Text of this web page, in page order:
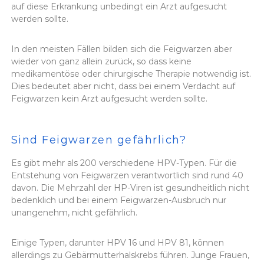
auf diese Erkrankung unbedingt ein Arzt aufgesucht
werden sollte.
In den meisten Fällen bilden sich die Feigwarzen aber
wieder von ganz allein zurück, so dass keine
medikamentöse oder chirurgische Therapie notwendig ist.
Dies bedeutet aber nicht, dass bei einem Verdacht auf
Feigwarzen kein Arzt aufgesucht werden sollte.
Sind Feigwarzen gefährlich?
Es gibt mehr als 200 verschiedene HPV-Typen. Für die
Entstehung von Feigwarzen verantwortlich sind rund 40
davon. Die Mehrzahl der HP-Viren ist gesundheitlich nicht
bedenklich und bei einem Feigwarzen-Ausbruch nur
unangenehm, nicht gefährlich.
Einige Typen, darunter HPV 16 und HPV 81, können
allerdings zu Gebärmutterhalskrebs führen. Junge Frauen,